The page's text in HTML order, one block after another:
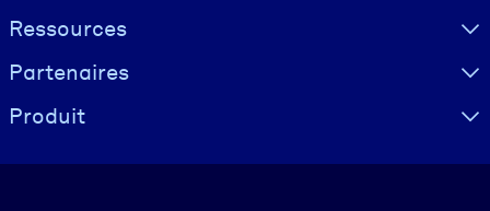
Ressources
Partenaires
Produit